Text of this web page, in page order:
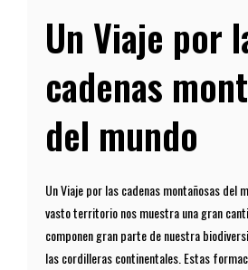
Un Viaje por
cadenas
del mundo
Un Viaje por las cadenas montañosas del
vasto territorio nos muestra una gran
componen gran parte de nuestra
las cordilleras continentales. Estas